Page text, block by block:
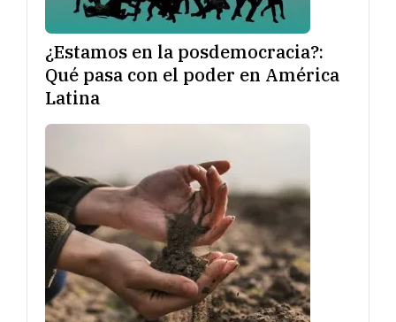
¿Estamos en la posdemocracia?:
Qué pasa con el poder en América
Latina